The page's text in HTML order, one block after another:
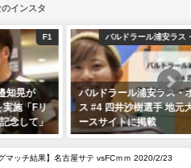
インスタ
バルドラール浦安ラス・ボニータス
バルドラール浦安ラス・ボニータ
ス #4 四井沙樹選手 地元大分のニュ
ースサイトに掲載
マッチ結果】名古屋サテ vsFCｍｍ 2020/2/23